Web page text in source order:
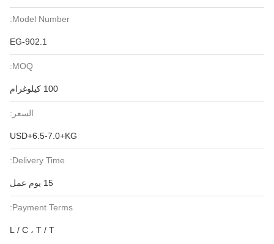
Model Number:
EG-902.1
MOQ:
100 كيلوغرام
السعر:
USD+6.5-7.0+KG
Delivery Time:
15 يوم عمل
Payment Terms:
L / C ، T / T